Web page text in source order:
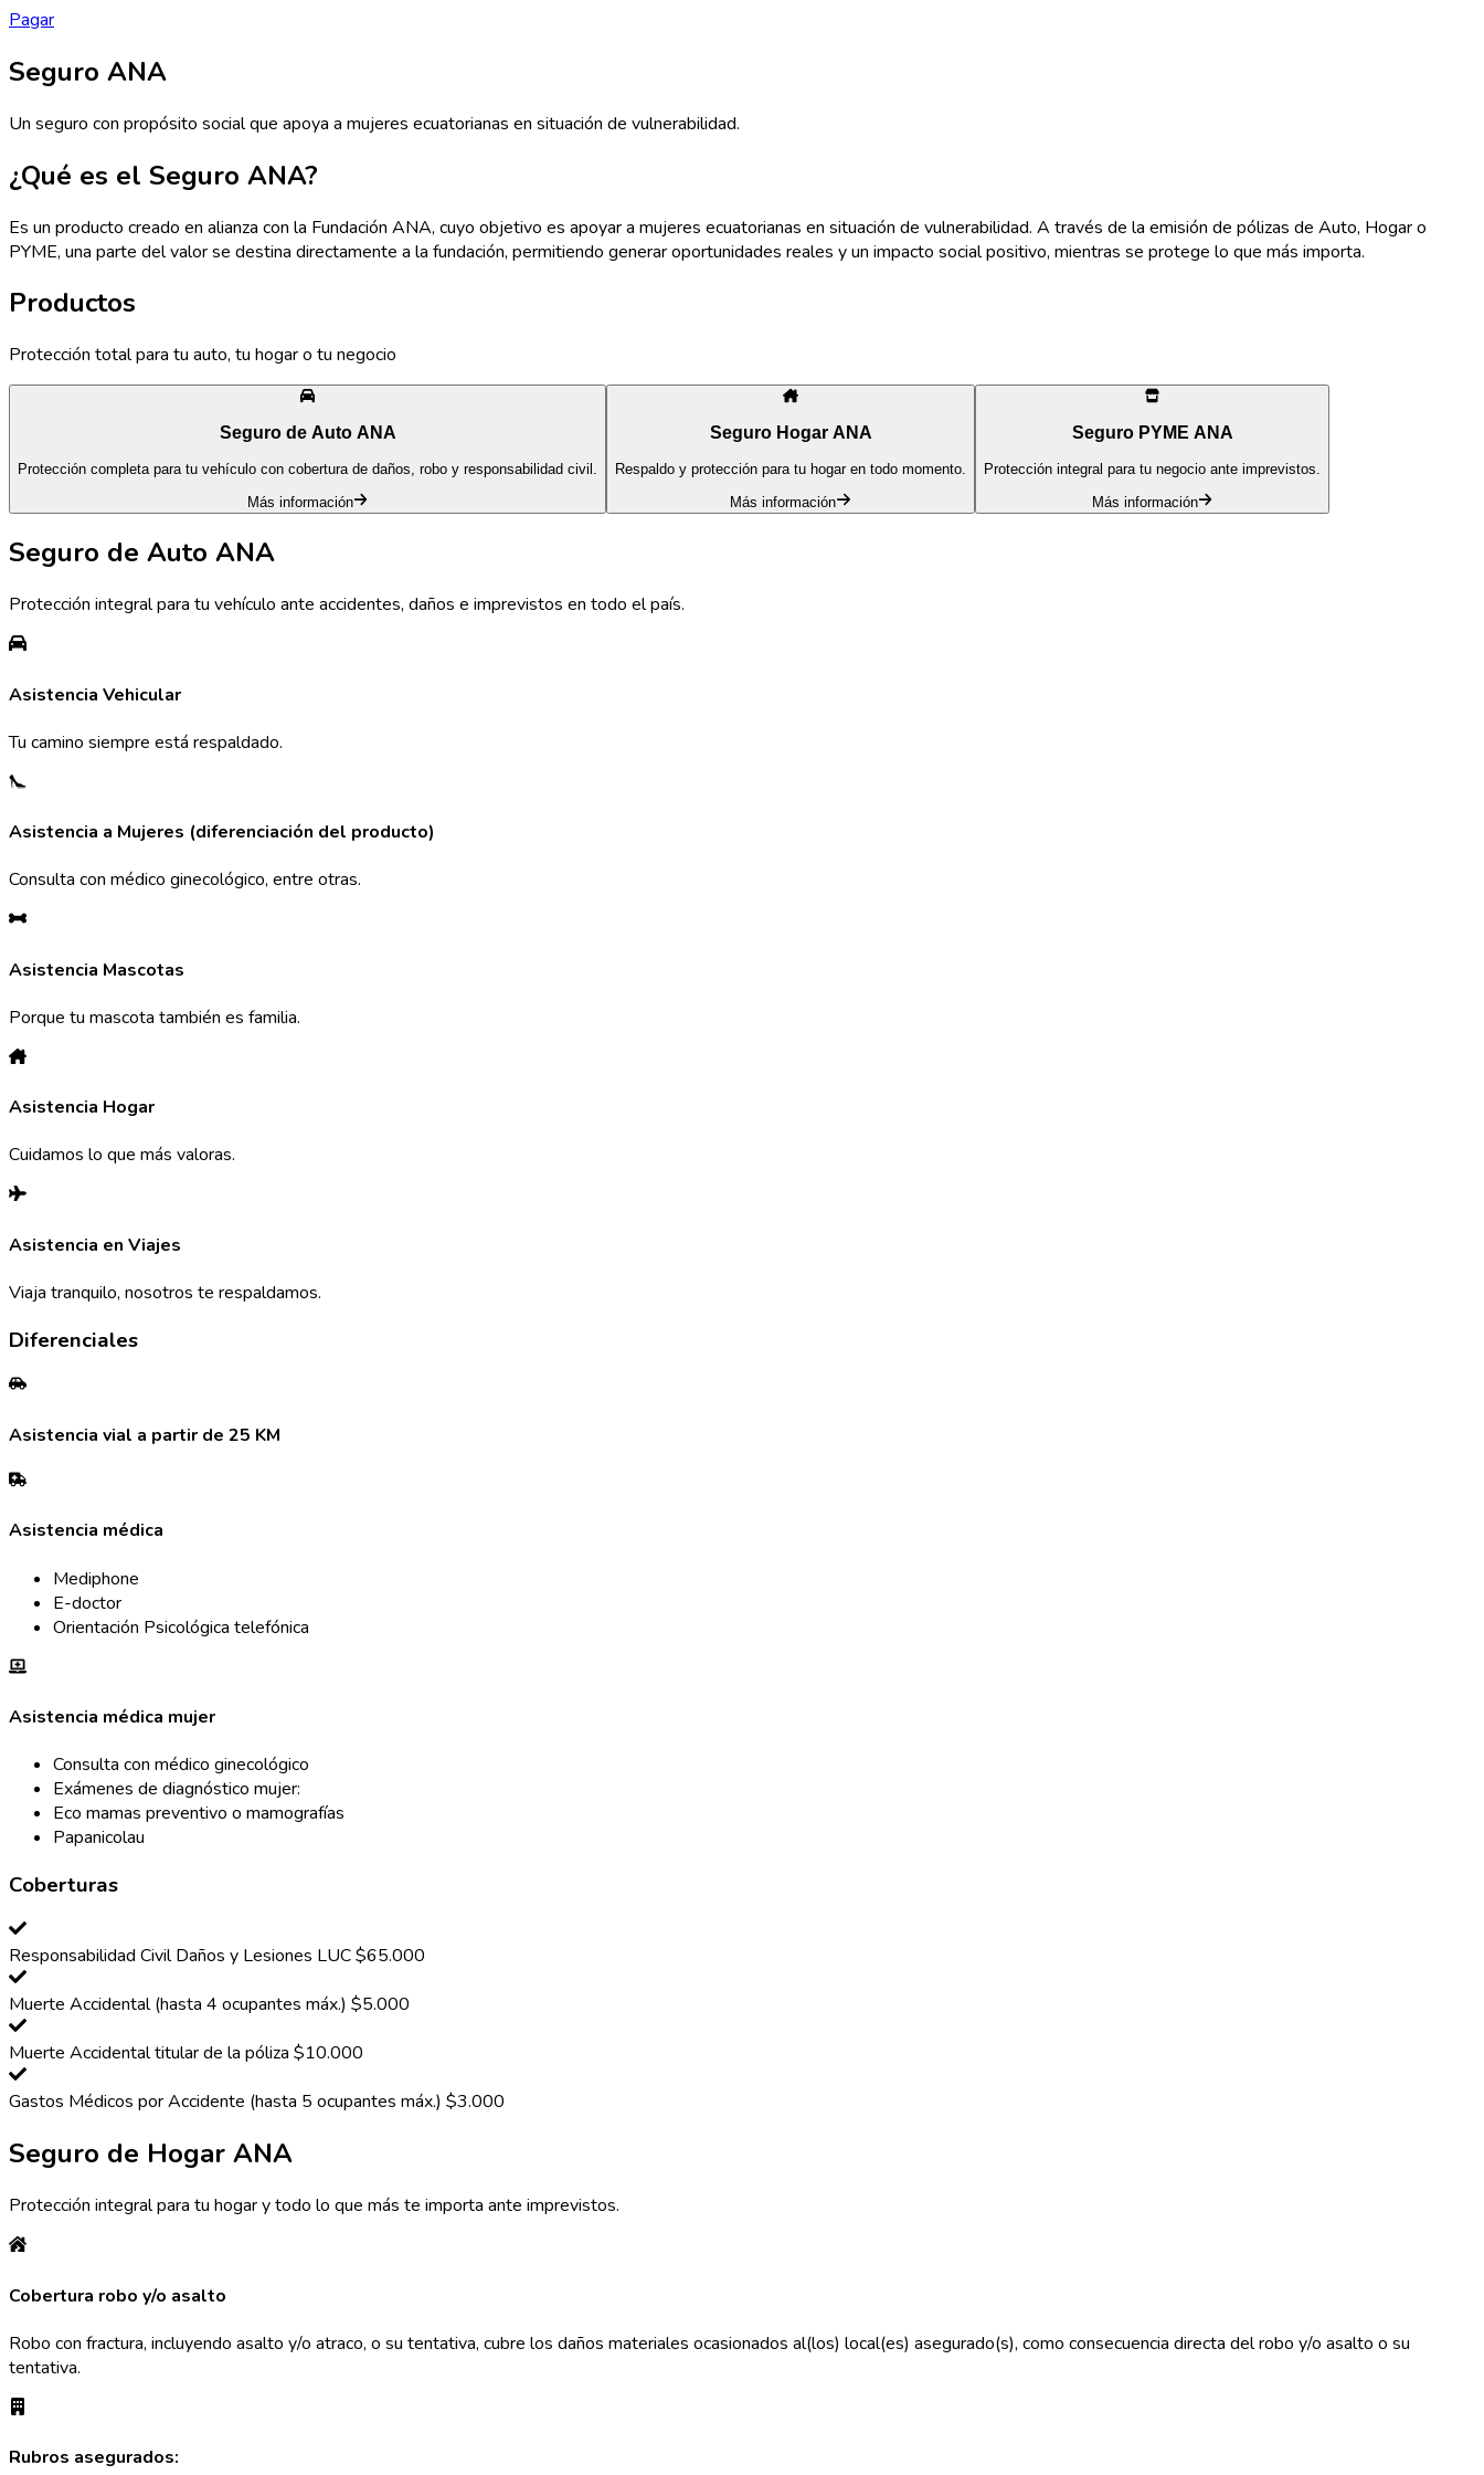
Pagar
Seguro ANA
Un seguro con propósito social que apoya a mujeres ecuatorianas en situación de vulnerabilidad.
¿Qué es el Seguro ANA?
Es un producto creado en alianza con la Fundación ANA, cuyo objetivo es apoyar a mujeres ecuatorianas en situación de vulnerabilidad. A través de la emisión de pólizas de Auto, Hogar o
PYME, una parte del valor se destina directamente a la fundación, permitiendo generar oportunidades reales y un impacto social positivo, mientras se protege lo que más importa.
Productos
Protección total para tu auto, tu hogar o tu negocio
Seguro de Auto ANA
Protección completa para tu vehículo con cobertura de daños, robo y responsabilidad civil.
Más información
Seguro Hogar ANA
Respaldo y protección para tu hogar en todo momento.
Más información
Seguro PYME ANA
Protección integral para tu negocio ante imprevistos.
Más información
Seguro de Auto ANA
Protección integral para tu vehículo ante accidentes, daños e imprevistos en todo el país.
Asistencia Vehicular
Tu camino siempre está respaldado.
Asistencia a Mujeres (diferenciación del producto)
Consulta con médico ginecológico, entre otras.
Asistencia Mascotas
Porque tu mascota también es familia.
Asistencia Hogar
Cuidamos lo que más valoras.
Asistencia en Viajes
Viaja tranquilo, nosotros te respaldamos.
Diferenciales
Asistencia vial a partir de 25 KM
Asistencia médica
Mediphone
E-doctor
Orientación Psicológica telefónica
Asistencia médica mujer
Consulta con médico ginecológico
Exámenes de diagnóstico mujer:
Eco mamas preventivo o mamografías
Papanicolau
Coberturas
Responsabilidad Civil Daños y Lesiones LUC $65.000
Muerte Accidental (hasta 4 ocupantes máx.) $5.000
Muerte Accidental titular de la póliza $10.000
Gastos Médicos por Accidente (hasta 5 ocupantes máx.) $3.000
Seguro de Hogar ANA
Protección integral para tu hogar y todo lo que más te importa ante imprevistos.
Cobertura robo y/o asalto
Robo con fractura, incluyendo asalto y/o atraco, o su tentativa, cubre los daños materiales ocasionados al(los) local(es) asegurado(s), como consecuencia directa del robo y/o asalto o su
tentativa.
Rubros asegurados: